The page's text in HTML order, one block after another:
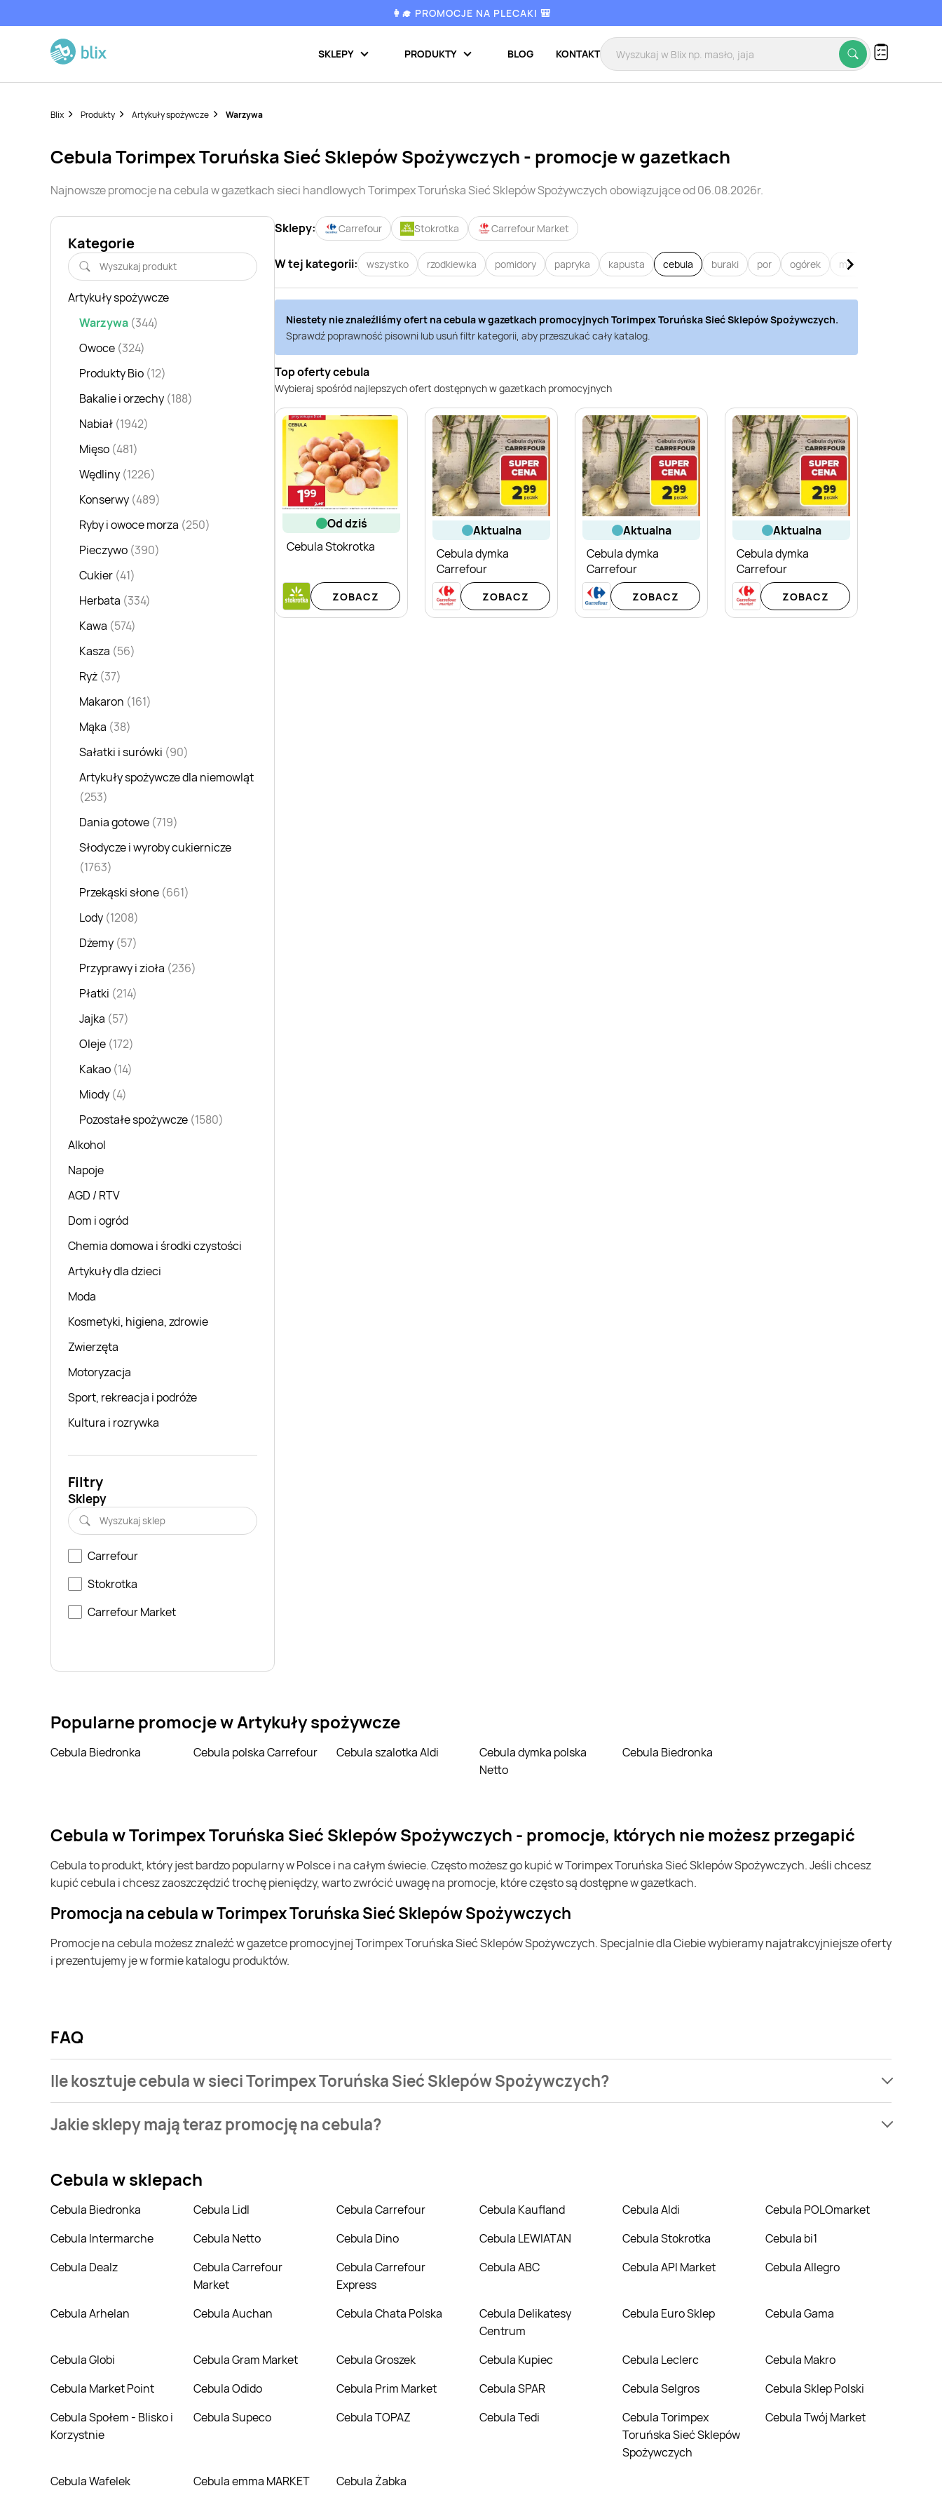
👩‍🎓 PROMOCJE NA PLECAKI 🎒
SKLEPY PRODUKTY BLOG KONTAKT
Blix Produkty Artykuły spożywcze Warzywa
cebulaTorimpex Toruńska Sieć Sklepów Spożywczych - promocje w gazetkach
Najnowsze promocje nacebulaw gazetkach sieci handlowychTorimpex Toruńska Sieć Sklepów Spożywczychobowiązujące od 06.08.2026r.
Kategorie
Artykuły spożywcze
Warzywa (344)
Owoce (324)
Produkty Bio (12)
Bakalie i orzechy (188)
Nabiał (1942)
Mięso (481)
Wędliny (1226)
Konserwy (489)
Ryby i owoce morza (250)
Pieczywo (390)
Cukier (41)
Herbata (334)
Kawa (574)
Kasza (56)
Ryż (37)
Makaron (161)
Mąka (38)
Sałatki i surówki (90)
Artykuły spożywcze dla niemowląt
(253)
Dania gotowe (719)
Słodycze i wyroby cukiernicze
(1763)
Przekąski słone (661)
Lody (1208)
Dżemy (57)
Przyprawy i zioła (236)
Płatki (214)
Jajka (57)
Oleje (172)
Kakao (14)
Miody (4)
Pozostałe spożywcze (1580)
Alkohol
Napoje
AGD / RTV
Dom i ogród
Chemia domowa i środki czystości
Artykuły dla dzieci
Moda
Kosmetyki, higiena, zdrowie
Zwierzęta
Motoryzacja
Sport, rekreacja i podróże
Kultura i rozrywka
Filtry
Sklepy
Carrefour
Stokrotka
Carrefour Market
Sklepy: Carrefour Stokrotka Carrefour Market
W tej kategorii: wszystko rzodkiewka pomidory papryka kapusta cebula buraki por ogórek marchew
Niestety nie znaleźliśmy ofert nacebulaw gazetkach promocyjnych Torimpex Toruńska Sieć Sklepów Spożywczych.
Sprawdź poprawność pisowni lub usuń filtr kategorii, aby przeszukać cały katalog.
Top oferty cebula
Wybieraj spośród najlepszych ofert dostępnych w gazetkach promocyjnych
od dziś
Cebula Stokrotka
ZOBACZ
aktualna
Cebula dymka
Carrefour
ZOBACZ
aktualna
Cebula dymka
Carrefour
ZOBACZ
aktualna
Cebula dymka
Carrefour
ZOBACZ
Popularne promocje w Artykuły spożywcze
Cebula Biedronka Cebula polska Carrefour Cebula szalotka Aldi
Cebula dymka polska
Netto
Cebula Biedronka
cebula w Torimpex Toruńska Sieć Sklepów Spożywczych - promocje, których nie możesz przegapić
cebula to produkt, który jest bardzo popularny w Polsce i na całym świecie. Często możesz go kupić w Torimpex Toruńska Sieć Sklepów Spożywczych. Jeśli chcesz
kupić cebula i chcesz zaoszczędzić trochę pieniędzy, warto zwrócić uwagę na promocje, które często są dostępne w gazetkach.
Promocja na cebula w Torimpex Toruńska Sieć Sklepów Spożywczych
Promocje na cebula możesz znaleźć w gazetce promocyjnej Torimpex Toruńska Sieć Sklepów Spożywczych. Specjalnie dla Ciebie wybieramy najatrakcyjniejsze oferty
i prezentujemy je w formie katalogu produktów.
FAQ
Ile kosztuje cebula w sieci Torimpex Toruńska Sieć Sklepów Spożywczych?
Torimpex Toruńska Sieć Sklepów Spożywczych.
Jakie sklepy mają teraz promocję na cebula?
Cebulaw sklepach
Cebula Biedronka Cebula Lidl Cebula Carrefour Cebula Kaufland Cebula Aldi
Cebula POLOmarket
Cebula Intermarche
Cebula Netto Cebula Dino Cebula LEWIATAN Cebula Stokrotka
Cebula bi1
Cebula Dealz
Cebula Carrefour
Market
Cebula Carrefour
Express
Cebula ABC Cebula API Market Cebula Allegro
Cebula Arhelan Cebula Auchan Cebula Chata Polska
Cebula Delikatesy
Centrum
Cebula Euro Sklep Cebula Gama
Cebula Globi Cebula Gram Market Cebula Groszek Cebula Kupiec Cebula Leclerc
Cebula Makro
Cebula Market Point
Cebula Odido Cebula Prim Market Cebula SPAR Cebula Selgros
Cebula Sklep Polski
Cebula Społem - Blisko i
Korzystnie
Cebula Supeco Cebula TOPAZ Cebula Tedi
Cebula Torimpex
Toruńska Sieć Sklepów
Spożywczych
Cebula Twój Market
Cebula Wafelek Cebula emma MARKET Cebula Żabka